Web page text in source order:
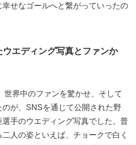
せなゴールへと繋がっていったの
エディング写真とファンか
世界中のファンを驚かせ、そして
が、SNSを通じて公開された野
手のウエディング写真でした。普
人の姿といえば、チョークで白く